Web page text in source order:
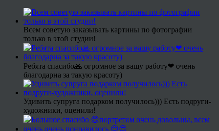
Всем советую заказывать картины по фотографии
только в этой студии!
Ребята спасибо🙏 огромное за вашу работу❤ очень
благодарна за такую красоту)
Удивить супруга подарком получилось))) Есть подруги-
художники, оценили!